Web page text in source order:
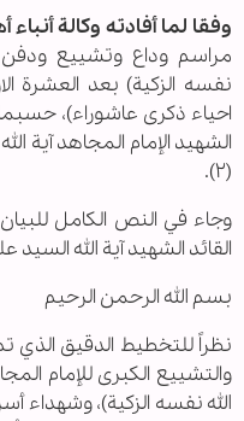
وفقا لما أفادته وكالة أنباء
مراسم وداع وتشييع ودفن
نفسه الزكية) بعد العشرة
احياء ذكرى عاشوراء)،
الشهيد الإمام المجاهد آية
(٢).
القائد الشهيد آية الله السيد
بسم الله الرحمن الرحيم
نظراً للتخطيط الدقيق الذي
والتشييع الكبرى للإمام
الله نفسه الزكية)، وشهداء